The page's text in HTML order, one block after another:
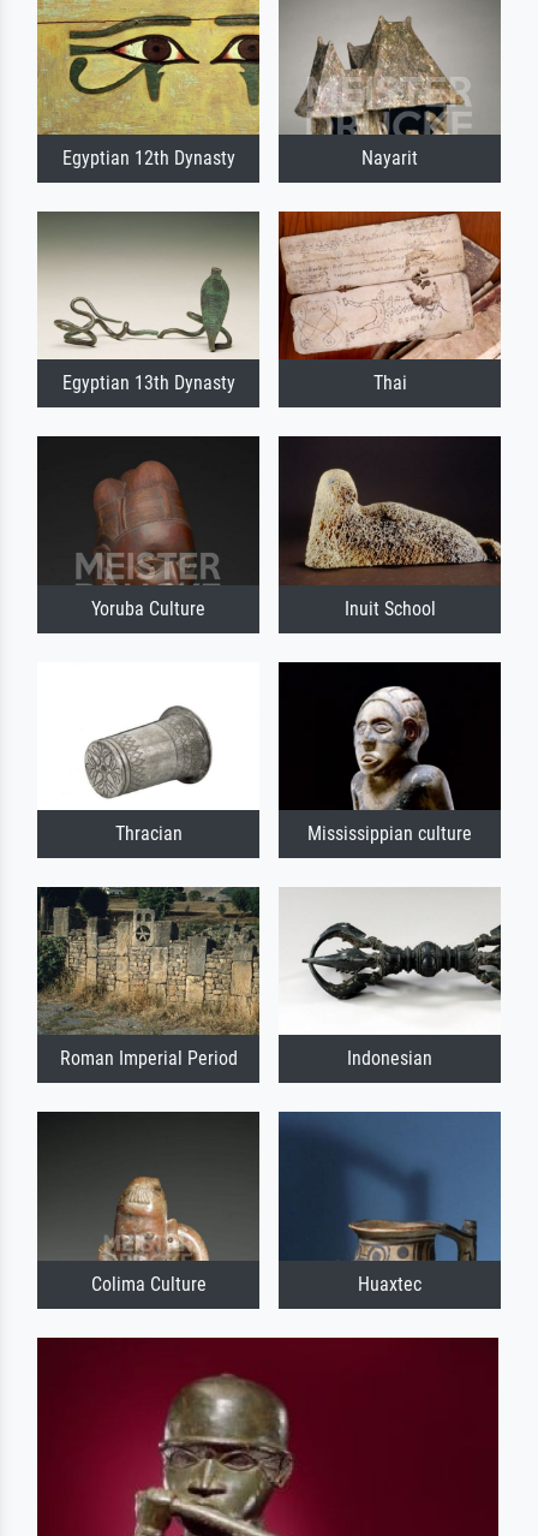
Egyptian 12th Dynasty Nayarit
Egyptian 13th Dynasty Thai
Yoruba Culture Inuit School
Thracian Mississippian culture
Roman Imperial Period Indonesian
Colima Culture Huaxtec